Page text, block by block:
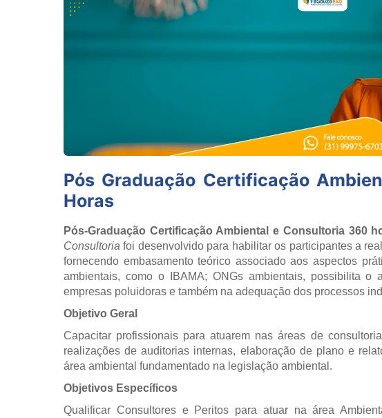
Pós Graduação Certificação
Horas
Pós-Graduação Certificação Ambiental e Consultoria 360
Consultoria foi desenvolvido para habilitar os participantes a
fornecendo embasamento teórico associado aos aspectos
ambientais, como o IBAMA; ONGs ambientais, possibilita o
empresas poluidoras e também na adequação dos processos
Objetivo Geral
Capacitar profissionais para atuarem nas áreas de
realizações de auditorias internas, elaboração de plano e
área ambiental fundamentado na legislação ambiental.
Objetivos Específicos
Qualificar Consultores e Peritos para atuar na área